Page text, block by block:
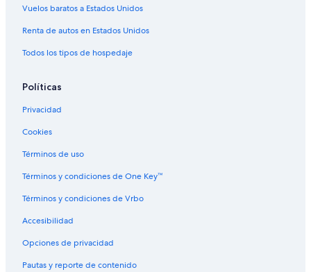
Vuelos baratos a Estados Unidos
Renta de autos en Estados Unidos
Todos los tipos de hospedaje
Políticas
Privacidad
Cookies
Términos de uso
Términos y condiciones de One Key™
Términos y condiciones de Vrbo
Accesibilidad
Opciones de privacidad
Pautas y reporte de contenido